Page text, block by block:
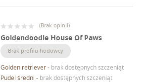
(Brak opinii)
Goldendoodle House Of Paws
Brak profilu hodowcy
Golden retriever- brak dostępnych szczeniąt
Pudel średni - brak dostępnych szczeniąt